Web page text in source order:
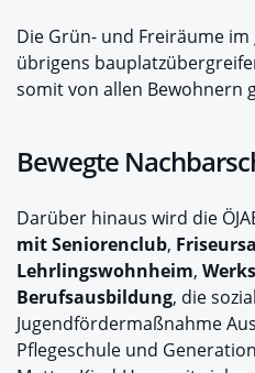
Die Grün- und Freiräume
übrigens
somit von allen Bewohnern
Bewegte
Darüber hinaus wird die
mit Seniorenclub,
Lehrlingswohnheim,
Berufsausbildung, die
Jugendfördermaßnahme
Pflegeschule und